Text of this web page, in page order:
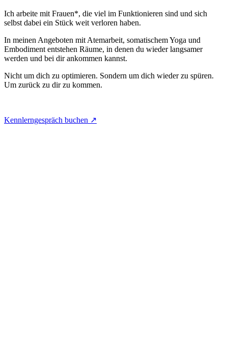
Ich arbeite mit Frauen*, die viel im Funktionieren sind und sich
selbst dabei ein Stück weit verloren haben.
In meinen Angeboten mit Atemarbeit, somatischem Yoga und
Embodiment entstehen Räume, in denen du wieder langsamer
werden und bei dir ankommen kannst.
Nicht um dich zu optimieren. Sondern um dich wieder zu spüren.
Um zurück zu dir zu kommen.
Kennlerngespräch buchen ↗︎